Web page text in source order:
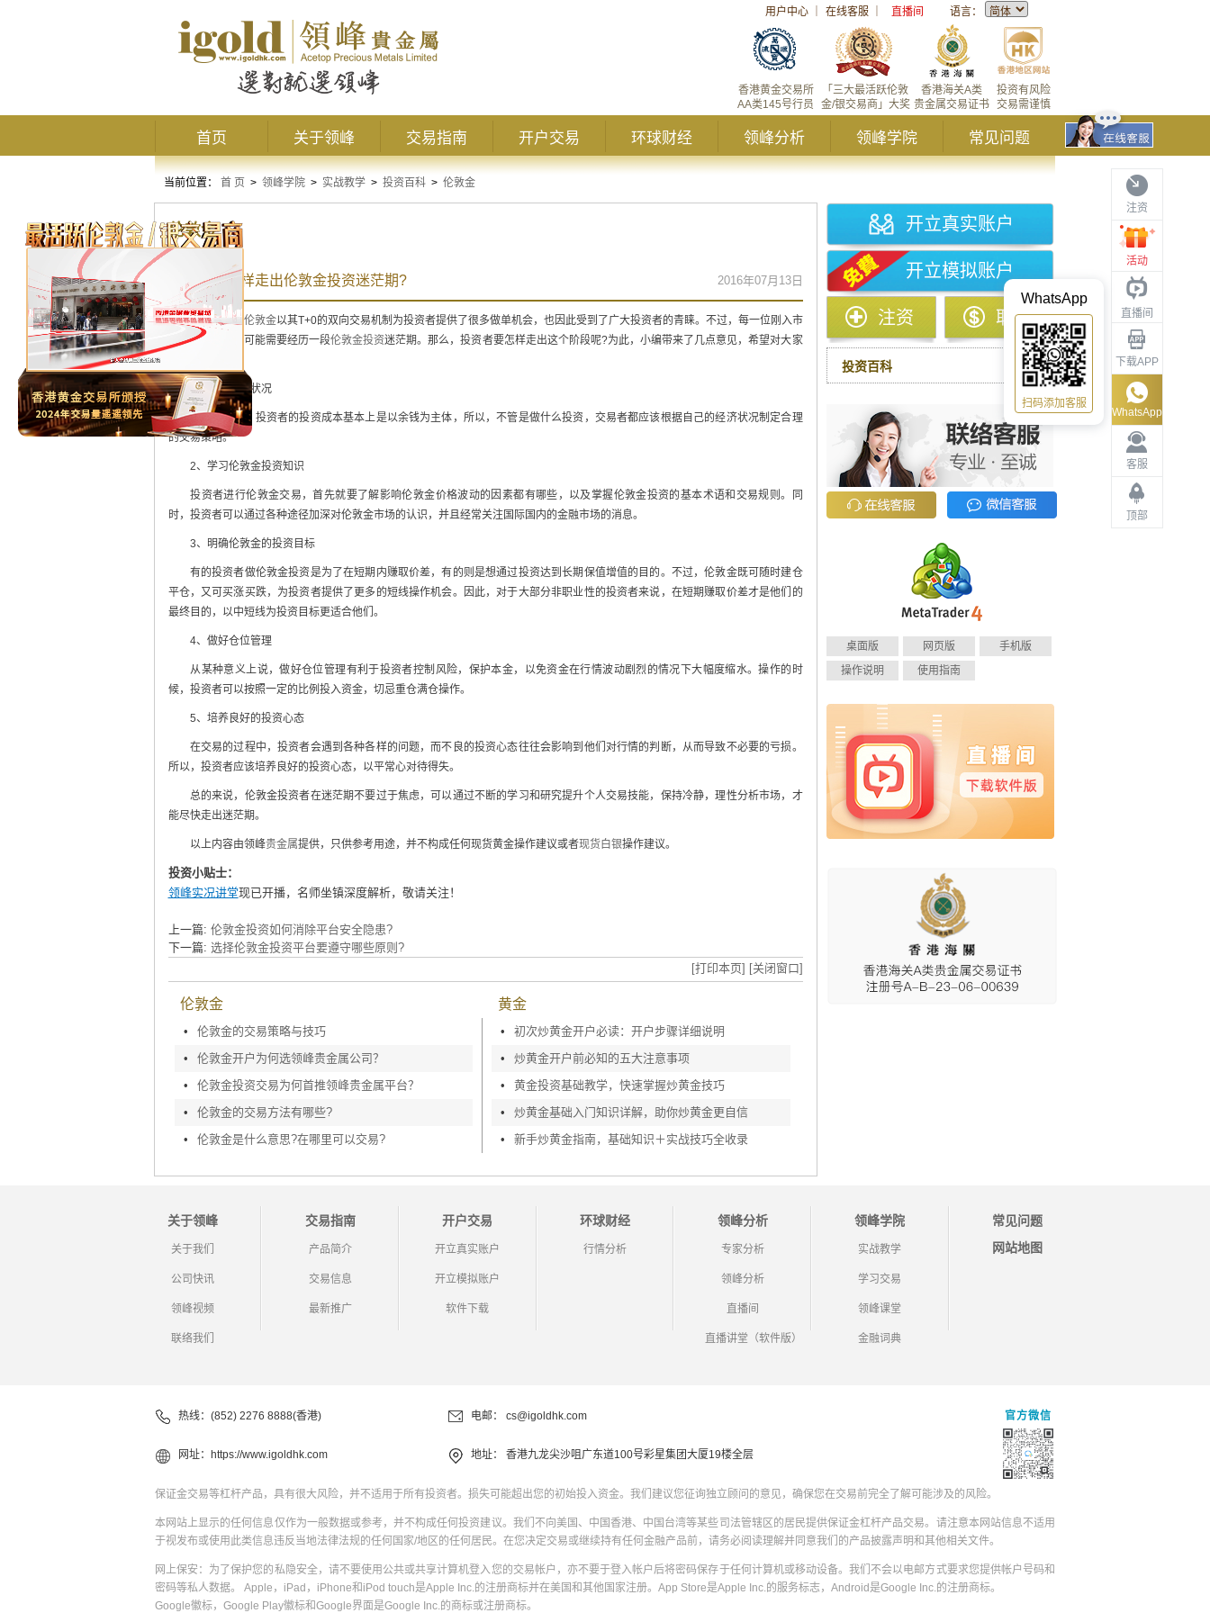
用户中心 在线客服 直播间 语言：
投资有风险
交易需谨慎
香港海关A类
贵金属交易证书
「三大最活跃伦敦
金/银交易商」大奖
香港黄金交易所
AA类145号行员
首页 关于领峰 交易指南 开户交易 环球财经 领峰分析 领峰学院 常见问题
注资
活动
直播间
下载APP
客服
顶部
WhatsApp
WhatsApp
扫码添加客服
当前位置： 首 页 > 领峰学院 > 实战教学 > 投资百科 > 伦敦金
伦敦金
投资者要怎样走出伦敦金投资迷茫期? 2016年07月13日
众所周知，伦敦金以其T+0的双向交易机制为投资者提供了很多做单机会，也因此受到了广大投资者的青睐。不过，每一位刚入市
的投资者，都有可能需要经历一段伦敦金投资迷茫期。那么，投资者要怎样走出这个阶段呢?为此，小编带来了几点意见，希望对大家
1、分析经济状况
通常情况下，投资者的投资成本基本上是以余钱为主体，所以，不管是做什么投资，交易者都应该根据自己的经济状况制定合理
的交易策略。
2、学习伦敦金投资知识
投资者进行伦敦金交易，首先就要了解影响伦敦金价格波动的因素都有哪些，以及掌握伦敦金投资的基本术语和交易规则。同
时，投资者可以通过各种途径加深对伦敦金市场的认识，并且经常关注国际国内的金融市场的消息。
3、明确伦敦金的投资目标
有的投资者做伦敦金投资是为了在短期内赚取价差，有的则是想通过投资达到长期保值增值的目的。不过，伦敦金既可随时建仓
平仓，又可买涨买跌，为投资者提供了更多的短线操作机会。因此，对于大部分非职业性的投资者来说，在短期赚取价差才是他们的
最终目的，以中短线为投资目标更适合他们。
4、做好仓位管理
从某种意义上说，做好仓位管理有利于投资者控制风险，保护本金，以免资金在行情波动剧烈的情况下大幅度缩水。操作的时
候，投资者可以按照一定的比例投入资金，切忌重仓满仓操作。
5、培养良好的投资心态
在交易的过程中，投资者会遇到各种各样的问题，而不良的投资心态往往会影响到他们对行情的判断，从而导致不必要的亏损。
所以，投资者应该培养良好的投资心态，以平常心对待得失。
总的来说，伦敦金投资者在迷茫期不要过于焦虑，可以通过不断的学习和研究提升个人交易技能，保持冷静，理性分析市场，才
能尽快走出迷茫期。
以上内容由领峰贵金属提供，只供参考用途，并不构成任何现货黄金操作建议或者现货白银操作建议。
投资小贴士：
领峰实况讲堂现已开播，名师坐镇深度解析，敬请关注！
上一篇: 伦敦金投资如何消除平台安全隐患?
下一篇: 选择伦敦金投资平台要遵守哪些原则?
[打印本页] [关闭窗口]
伦敦金
•
伦敦金的交易策略与技巧
•
伦敦金开户为何选领峰贵金属公司？
•
伦敦金投资交易为何首推领峰贵金属平台？
•
伦敦金的交易方法有哪些?
•
伦敦金是什么意思?在哪里可以交易?
黄金
•
初次炒黄金开户必读：开户步骤详细说明
•
炒黄金开户前必知的五大注意事项
•
黄金投资基础教学，快速掌握炒黄金技巧
•
炒黄金基础入门知识详解，助你炒黄金更自信
•
新手炒黄金指南，基础知识＋实战技巧全收录
开立真实账户
开立模拟账户
注资 取款
投资百科
桌面版 网页版
手机版
操作说明
使用指南
关于领峰
关于我们
公司快讯
领峰视频
联络我们
交易指南
产品简介
交易信息
最新推广
开户交易
开立真实账户
开立模拟账户
软件下载
环球财经
行情分析
领峰分析
专家分析
领峰分析
直播间
直播讲堂（软件版）
领峰学院
实战教学
学习交易
领峰课堂
金融词典
常见问题
网站地图
热线：(852) 2276 8888(香港) 电邮： cs@igoldhk.com
网址： https://www.igoldhk.com 地址： 香港九龙尖沙咀广东道100号彩星集团大厦19楼全层
官方微信
保证金交易等杠杆产品，具有很大风险，并不适用于所有投资者。损失可能超出您的初始投入资金。我们建议您征询独立顾问的意见，确保您在交易前完全了解可能涉及的风险。
本网站上显示的任何信息仅作为一般数据或参考，并不构成任何投资建议。我们不向美国、中国香港、中国台湾等某些司法管辖区的居民提供保证金杠杆产品交易。请注意本网站信息不适用
于视发布或使用此类信息违反当地法律法规的任何国家/地区的任何居民。在您决定交易或继续持有任何金融产品前，请务必阅读理解并同意我们的产品披露声明和其他相关文件。
网上保安：为了保护您的私隐安全，请不要使用公共或共享计算机登入您的交易帐户，亦不要于登入帐户后将密码保存于任何计算机或移动设备。我们不会以电邮方式要求您提供帐户号码和
密码等私人数据。 Apple，iPad，iPhone和iPod touch是Apple Inc.的注册商标并在美国和其他国家注册。App Store是Apple Inc.的服务标志，Android是Google Inc.的注册商标。
Google徽标，Google Play徽标和Google界面是Google Inc.的商标或注册商标。